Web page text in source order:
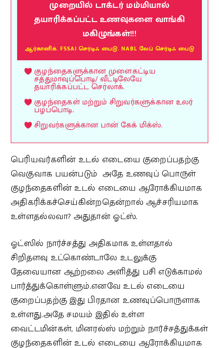
முறையில் டாக்டர் மம்மியால்
தயாரிக்கப்பட்ட உணவுகளை வாங்கி
மகிழுங்கள்!!!
ஆர்கானிக். FSSAI செர்டிஃ பைடு. NABL லேப் செர்டிஃ பைடு
குழந்தைகளுக்கான முளைகட்டிய
சத்துமாவுப்பொடி/ வீட்டிலேயே
தயாரிக்கப்பட்ட செர்லாக்.
குழந்தைகள் மற்றும் சிறுவர்களுக்கான உலர்
பழப்பொடி.
சிறுவர்களுக்கான பான் கேக் மிக்ஸ்.
பெரியவர்களின் உடல் எடையை குறைப்பதற்கு
வெகுவாக பயன்படும் அதே உணவுப் பொருள்
குழந்தைகளின் உடல் எடையை ஆரோக்கியமாக
அதிகரிக்கச்செய்கின்றதென்றால் ஆச்சரியமாக
உள்ளதல்லவா? அதுதான் ஓட்ஸ்.
ஓட்ஸில் நார்ச்சத்து அதிகமாக உள்ளதால்
சிறிதளவு உட்கொண்டாலே உடலுக்கு
தேவையான ஆற்றலை அளித்து பசி எடுக்காமல்
பார்த்துக்கொள்ளும்.எனவே உடல் எடையை
குறைப்பதற்கு இது பிரதான உணவுப்பொருளாக
உள்ளது.அதே சமயம் இதில் உள்ள
வைட்டமின்கள், மினரல்ஸ் மற்றும் நார்ச்சத்துக்கள்
குழந்தைகளின் உடல் எடையை ஆரோக்கியமாக